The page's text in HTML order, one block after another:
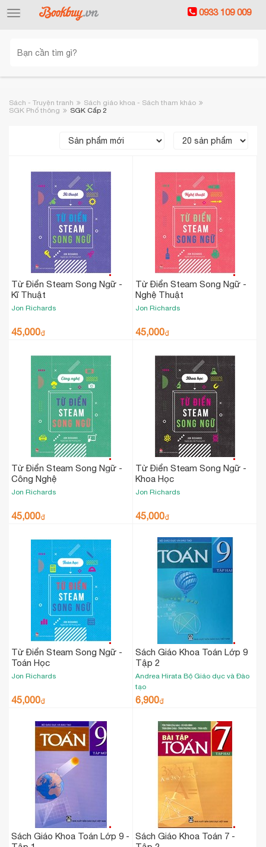
Toggle
0933 109 009
Sách - Truyện tranh
Sách giáo khoa - Sách tham khảo
SGK Phổ thông
SGK Cấp 2
Từ Điển Steam Song Ngữ -
Kĩ Thuật
Jon Richards
45,000₫
Từ Điển Steam Song Ngữ -
Nghệ Thuật
Jon Richards
45,000₫
Từ Điển Steam Song Ngữ -
Công Nghệ
Jon Richards
45,000₫
Từ Điển Steam Song Ngữ -
Khoa Học
Jon Richards
45,000₫
Từ Điển Steam Song Ngữ -
Toán Học
Jon Richards
45,000₫
Sách Giáo Khoa Toán Lớp 9
Tập 2
Andrea Hirata Bộ Giáo dục và Đào
tạo
6,900₫
Sách Giáo Khoa Toán Lớp 9 -
Sách Giáo Khoa Toán 7 -